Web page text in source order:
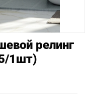
релинг
1шт)